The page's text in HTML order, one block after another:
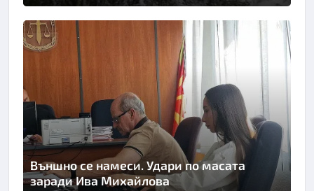
Външно се намеси. Удари по масата
заради Ива Михайлова